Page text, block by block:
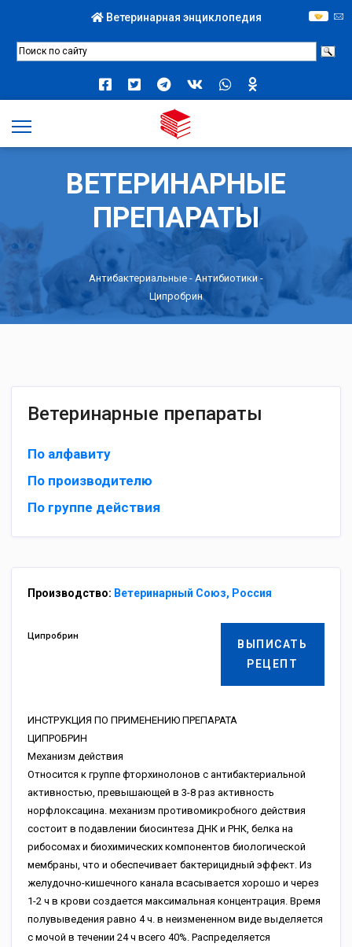
Ветеринарная энциклопедия
ВЕТЕРИНАРНЫЕ
ПРЕПАРАТЫ
Антибактериальные - Антибиотики-
Ципробрин
Ветеринарные препараты
По алфавиту
По производителю
По группе действия
Производство: Ветеринарный Союз, Россия
ВЫПИСАТЬ
РЕЦЕПТ
Ципробрин
ИНСТРУКЦИЯ ПО ПРИМЕНЕНИЮ ПРЕПАРАТА
ЦИПРОБРИН
Механизм действия
Относится к группе фторхинолонов с антибактериальной
активностью, превышающей в 3-8 раз активность
норфлоксацина. механизм противомикробного действия
состоит в подавлении биосинтеза ДНК и РНК, белка на
рибосомах и биохимических компонентов биологической
мембраны, что и обеспечивает бактерицидный эффект. Из
желудочно-кишечного канала всасывается хорошо и через
1-2 ч в крови создается максимальная концентрация. Время
полувыведения равно 4 ч. в неизмененном виде выделяется
с мочой в течении 24 ч всего 40%. Распределяется